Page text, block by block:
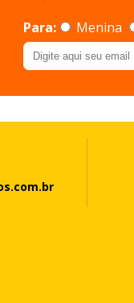
Para: Menina